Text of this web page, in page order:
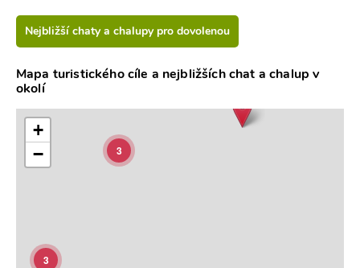
Nejbližší chaty a chalupy pro dovolenou
Mapa turistického cíle a nejbližších chat a chalup v
okolí
3
3
+
−